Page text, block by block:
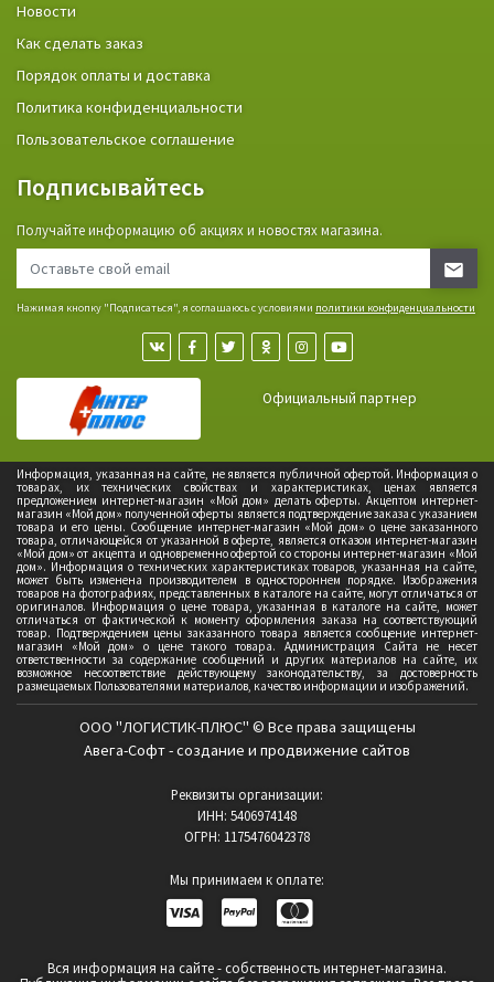
Новости
Как сделать заказ
Порядок оплаты и доставка
Политика конфиденциальности
Пользовательское соглашение
Подписывайтесь
Получайте информацию об акциях и новостях магазина.
Нажимая кнопку "Подписаться", я соглашаюсь с условиями политики конфиденциальности
Официальный партнер
Информация, указанная на сайте, не является публичной офертой. Информация о
товарах, их технических свойствах и характеристиках, ценах является
предложением интернет-магазин «Мой дом» делать оферты. Акцептом интернет-
магазин «Мой дом» полученной оферты является подтверждение заказа с указанием
товара и его цены. Сообщение интернет-магазин «Мой дом» о цене заказанного
товара, отличающейся от указанной в оферте, является отказом интернет-магазин
«Мой дом» от акцепта и одновременно офертой со стороны интернет-магазин «Мой
дом». Информация о технических характеристиках товаров, указанная на сайте,
может быть изменена производителем в одностороннем порядке. Изображения
товаров на фотографиях, представленных в каталоге на сайте, могут отличаться от
оригиналов. Информация о цене товара, указанная в каталоге на сайте, может
отличаться от фактической к моменту оформления заказа на соответствующий
товар. Подтверждением цены заказанного товара является сообщение интернет-
магазин «Мой дом» о цене такого товара. Администрация Сайта не несет
ответственности за содержание сообщений и других материалов на сайте, их
возможное несоответствие действующему законодательству, за достоверность
размещаемых Пользователями материалов, качество информации и изображений.
ООО "ЛОГИСТИК-ПЛЮС" © Все права защищены
Авега-Софт - создание и продвижение сайтов
Реквизиты организации:
ИНН: 5406974148
ОГРН: 1175476042378
Мы принимаем к оплате:
Вся информация на сайте - собственность интернет-магазина.